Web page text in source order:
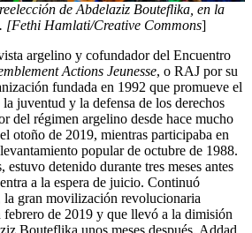
de Abdelaziz Bouteflika, en la
[Fethi Hamlati/Creative Commons]
argelino y cofundador del Encuentro
Actions Jeunesse, o RAJ por su
fundada en 1992 que promueve el
juventud y la defensa de los derechos
del régimen argelino desde hace mucho
otoño de 2019, mientras participaba en
popular de octubre de 1988.
estuvo detenido durante tres meses antes
a la espera de juicio. Continuó
gran movilización revolucionaria
de 2019 y que llevó a la dimisión
Bouteflika unos meses después. Addad